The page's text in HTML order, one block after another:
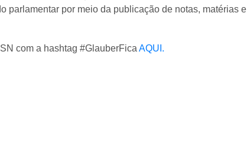
parlamentar por meio da publicação de notas, matérias e
com a hashtag #GlauberFica AQUI.